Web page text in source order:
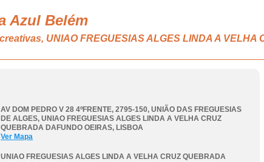
Azul Belém
UNIAO FREGUESIAS ALGES LINDA A VELHA
AV DOM PEDRO V 28 4ºFRENTE, 2795-150, UNIÃO DAS FREGUESIAS
DE ALGES, UNIAO FREGUESIAS ALGES LINDA A VELHA CRUZ
QUEBRADA DAFUNDO OEIRAS, LISBOA
Ver Mapa
UNIAO FREGUESIAS ALGES LINDA A VELHA CRUZ QUEBRADA